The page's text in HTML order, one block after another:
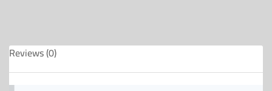
Reviews (0)